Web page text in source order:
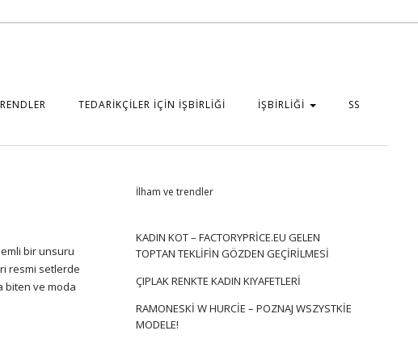
TEDARİKÇİLER İÇİN İŞBİRLİĞİ İŞBİRLİĞİ SS
bir unsuru
resmi setlerde
biten ve moda
İlham ve trendler
KADIN KOT – FACTORYPRICE.EU GELEN
TOPTAN TEKLIFIN GÖZDEN GEÇIRILMESI
ÇIPLAK RENKTE KADIN KIYAFETLERI
RAMONESKI W HURCIE – POZNAJ WSZYSTKIE
MODELE!